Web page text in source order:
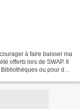
à faire baisser ma
offerts lors de SWAP. Il
ou pour des